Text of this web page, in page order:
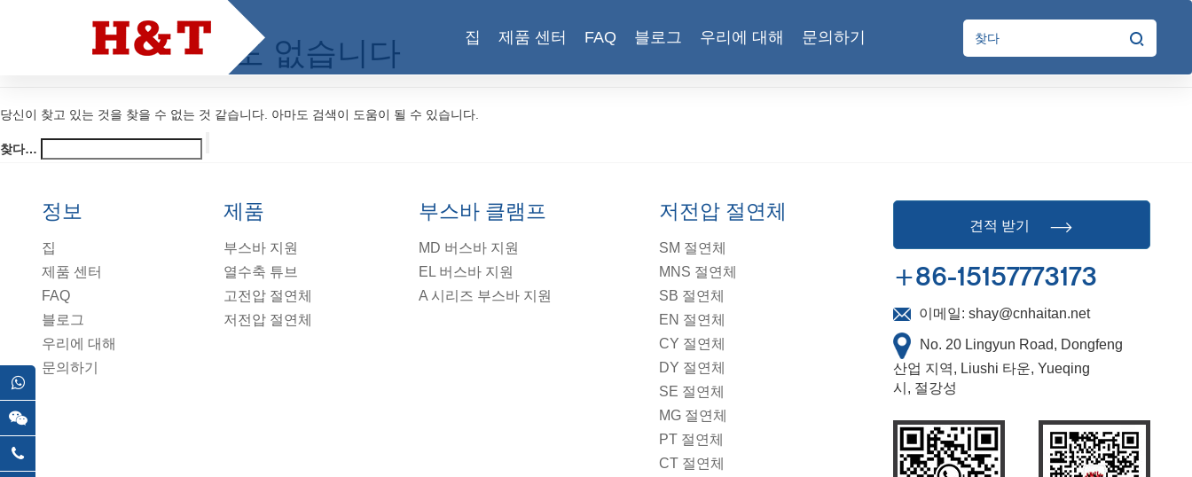
집 제품 센터 FAQ 블로그 우리에 대해 문의하기
여기에는 아무것도 없습니다
당신이 찾고 있는 것을 찾을 수 없는 것 같습니다. 아마도 검색이 도움이 될 수 있습니다.
찾다…
정보
집
제품 센터
FAQ
블로그
우리에 대해
문의하기
제품
부스바 지원
열수축 튜브
고전압 절연체
저전압 절연체
부스바 클램프
MD 버스바 지원
EL 버스바 지원
A 시리즈 부스바 지원
저전압 절연체
SM 절연체
MNS 절연체
SB 절연체
EN 절연체
CY 절연체
DY 절연체
SE 절연체
MG 절연체
PT 절연체
CT 절연체
견적 받기
+86-15157773173
이메일: shay@cnhaitan.net
No. 20 Lingyun Road, Dongfeng
산업 지역, Liushi 타운, Yueqing
시, 절강성